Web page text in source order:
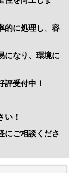
的に処理し、容
になり、環境に
評受付中！
い！
にご相談くださ